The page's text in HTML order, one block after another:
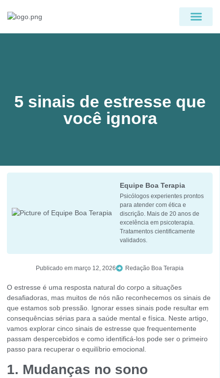
5 sinais de estresse que
você ignora
Equipe Boa Terapia
Psicólogos experientes prontos
para atender com ética e
discrição. Mais de 20 anos de
excelência em psicoterapia.
Tratamentos cientificamente
validados.
Publicado em março 12, 2026 Redação Boa Terapia
O estresse é uma resposta natural do corpo a situações
desafiadoras, mas muitos de nós não reconhecemos os sinais de
que estamos sob pressão. Ignorar esses sinais pode resultar em
consequências sérias para a saúde mental e física. Neste artigo,
vamos explorar cinco sinais de estresse que frequentemente
passam despercebidos e como identificá-los pode ser o primeiro
passo para recuperar o equilíbrio emocional.
1. Mudanças no sono